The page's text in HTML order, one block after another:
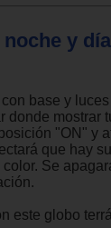
y día
base y
mostrar
"ON" y
que hay
Se
este globo